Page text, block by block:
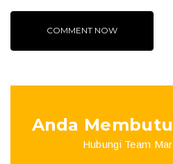
Anda
Hubungi Team